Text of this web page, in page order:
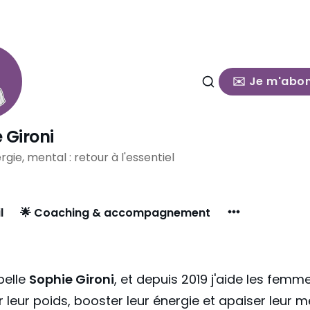
✉️ Je
Gironi
mental : retour à l'essentiel
🌟 Coaching & accompagnement
Sophie Gironi, et depuis 2019 j'aide les
leur poids, booster leur énergie et apaiser leur